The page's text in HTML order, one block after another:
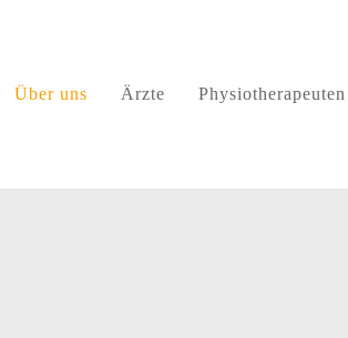
Über uns Ärzte Physiotherapeuten